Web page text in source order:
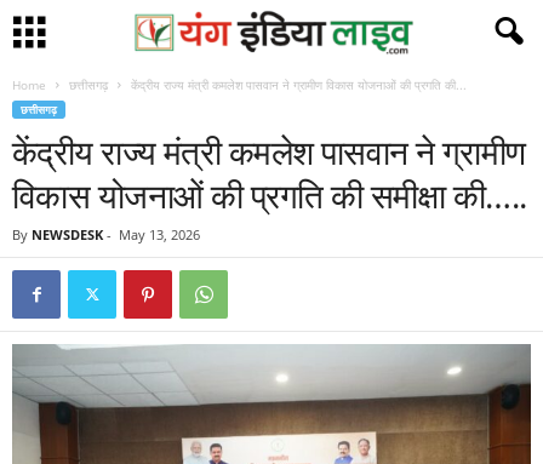
Home छत्तीसगढ़ केंद्रीय राज्य मंत्री कमलेश पासवान ने ग्रामीण विकास योजनाओं की प्रगति की...
छत्तीसगढ़
केंद्रीय राज्य मंत्री कमलेश पासवान ने ग्रामीण
विकास योजनाओं की प्रगति की समीक्षा की…..
By NEWSDESK - May 13, 2026